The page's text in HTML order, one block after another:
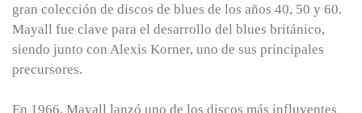
gran colección de discos de blues de los años 40, 50 y 60.
Mayall fue clave para el desarrollo del blues británico,
siendo junto con Alexis Korner, uno de sus principales
precursores.
En 1966, Mayall lanzó uno de los discos más influyentes